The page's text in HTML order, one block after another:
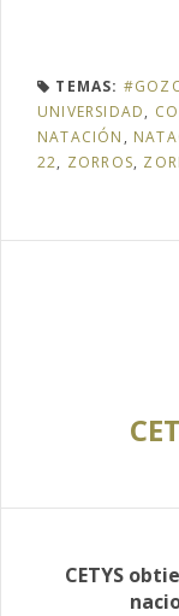
TEMAS:
UNIVERSIDAD,
NATACIÓN ,
22, ZORROS,
CETYS